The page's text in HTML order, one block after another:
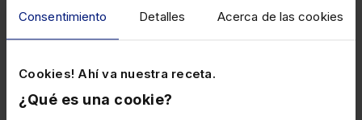
Consentimiento Detalles Acerca de las cookies
Cookies! Ahí va nuestra receta.
¿Qué es una cookie?
MEMENTOS
Digital 2026-2027
autoliquidación de IVA